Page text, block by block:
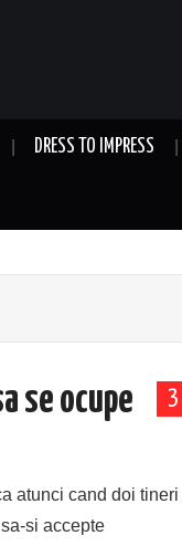
DRESS TO IMPRESS
3
se ocupe
atunci cand doi tineri
si accepte